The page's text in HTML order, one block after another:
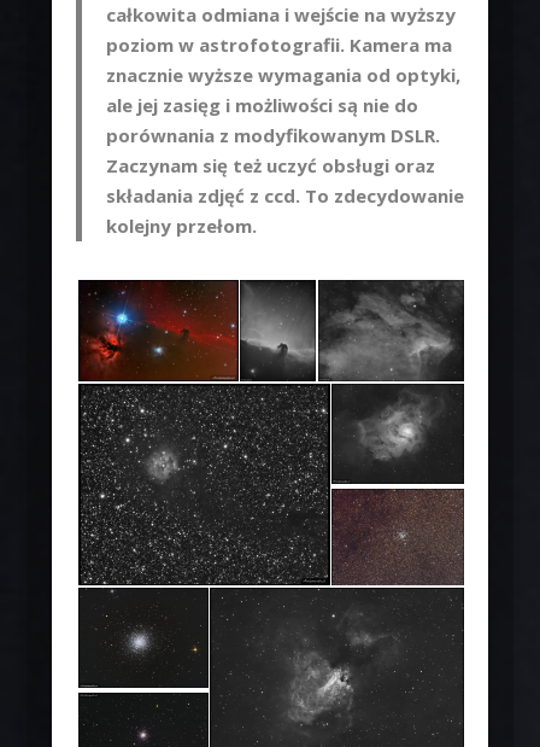
całkowita odmiana i wejście na wyższy
poziom w astrofotografii. Kamera ma
znacznie wyższe wymagania od optyki,
ale jej zasięg i możliwości są nie do
porównania z modyfikowanym DSLR.
Zaczynam się też uczyć obsługi oraz
składania zdjęć z ccd. To zdecydowanie
kolejny przełom.